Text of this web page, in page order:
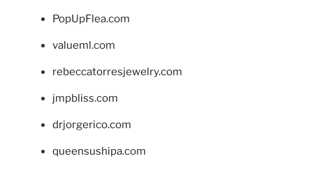
PopUpFlea.com
valueml.com
rebeccatorresjewelry.com
jmpbliss.com
drjorgerico.com
queensushipa.com